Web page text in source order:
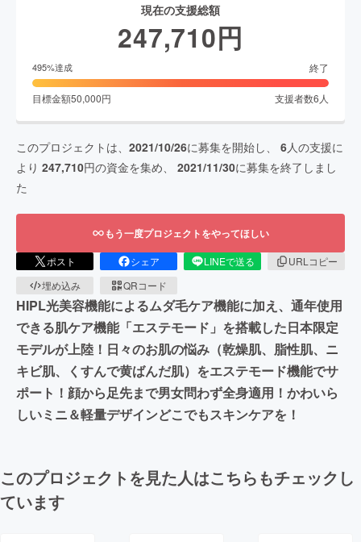
現在の支援総額
247,710円
495%達成 終了
目標金額50,000円 支援者数6 人
このプロジェクトは、 2021/10/26に募集を開始し、 6人の支援に
より 247,710円の資金を集め、 2021/11/30に募集を終了しまし
た
もう一度プロジェクトをやってほしい
ポスト シェア LINEで送る
URLコピー
埋め込み
QRコード
HIPL光美容機能によるムダ毛ケア機能に加え、通年使用
できる肌ケア機能「エステモード」を搭載した日本限定
モデルが上陸！日々のお肌の悩み（乾燥肌、脂性肌、ニ
キビ肌、くすんで黄ばんだ肌）をエステモード機能でサ
ポート！顔から足先まで男女問わず全身適用！かわいら
しいミニ＆軽量デザインどこでもスキンケアを！
このプロジェクトを見た人はこちらもチェックし
ています